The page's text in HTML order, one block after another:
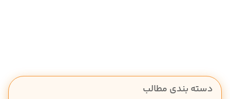
دسته بندی مطالب